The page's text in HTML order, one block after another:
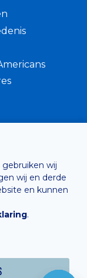
wij
wij en derde
en kunnen
.